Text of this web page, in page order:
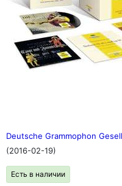
Deutsche Grammophon
(2016-02-19)
Есть в наличии